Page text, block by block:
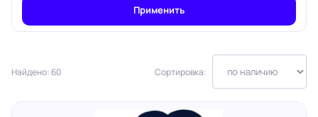
Применить
Найдено: 60 Сортировка: